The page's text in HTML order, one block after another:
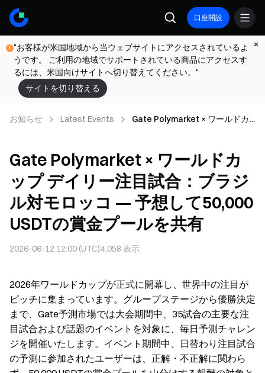
口座開設
"お客様が米国地域から当ウェブサイトにアクセスされているよ
うです。 ご利用の地域でサポートされている商品にアクセスす
るには、米国向けサイトへ切り替えてください。"
サイトを切り替える
お知らせ Latest Events
Gate Polymarket × ワールドカ
USDTの賞金プールを共有
Gate Polymarket × ワールドカ
ップ デイリー注目試合：ブラジ
ル対モロッコ — 予想して50,000
USDTの賞金プールを共有
2026-06-12 12:00 (UTC)4,058 表示
2026年ワールドカップが正式に開幕し、世界中の注目が
ピッチに集まっています。グループステージから優勝決定
まで、Gate予測市場では大会期間中、35試合の主要な注
目試合および話題のイベントを対象に、毎日予測チャレン
ジを開催いたします。イベント期間中、日替わり注目試合
の予測に参加されたユーザーは、正解・不正解に関わら